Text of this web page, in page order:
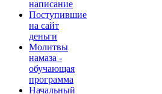
написание
Поступившие
на сайт
деньги
Молитвы
намаза -
обучающая
программа
Начальный